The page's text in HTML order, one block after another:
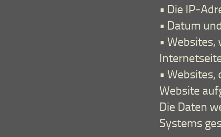
• Die IP-
• Datum
•
•
Website
Die Daten
Systems